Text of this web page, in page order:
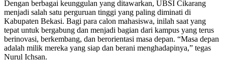
Dengan berbagai keunggulan yang ditawarkan, UBSI Cikarang
menjadi salah satu perguruan tinggi yang paling diminati di
Kabupaten Bekasi. Bagi para calon mahasiswa, inilah saat yang
tepat untuk bergabung dan menjadi bagian dari kampus yang terus
berinovasi, berkembang, dan berorientasi masa depan. “Masa depan
adalah milik mereka yang siap dan berani menghadapinya,” tegas
Nurul Ichsan.